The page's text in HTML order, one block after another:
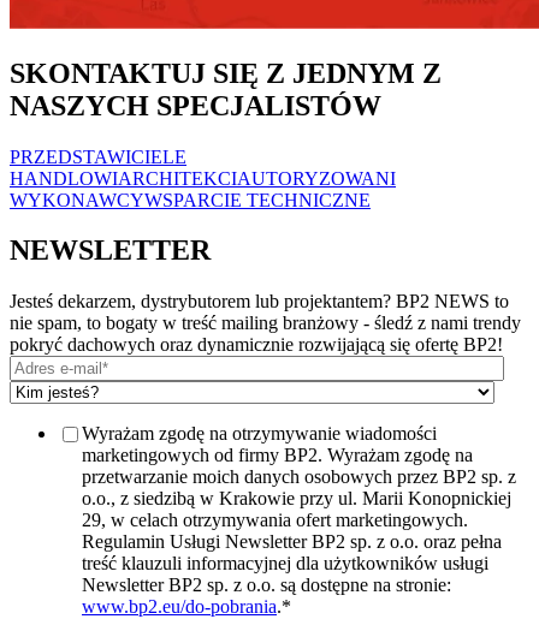
SKONTAKTUJ SIĘ Z JEDNYM Z
NASZYCH SPECJALISTÓW
PRZEDSTAWICIELE
HANDLOWIARCHITEKCIAUTORYZOWANI
WYKONAWCYWSPARCIE TECHNICZNE
NEWSLETTER
Jesteś dekarzem, dystrybutorem lub projektantem? BP2 NEWS to
nie spam, to bogaty w treść mailing branżowy - śledź z nami trendy
pokryć dachowych oraz dynamicznie rozwijającą się ofertę BP2!
Wyrażam zgodę na otrzymywanie wiadomości
marketingowych od firmy BP2. Wyrażam zgodę na
przetwarzanie moich danych osobowych przez BP2 sp. z
o.o., z siedzibą w Krakowie przy ul. Marii Konopnickiej
29, w celach otrzymywania ofert marketingowych.
Regulamin Usługi Newsletter BP2 sp. z o.o. oraz pełna
treść klauzuli informacyjnej dla użytkowników usługi
Newsletter BP2 sp. z o.o. są dostępne na stronie:
www.bp2.eu/do-pobrania.*